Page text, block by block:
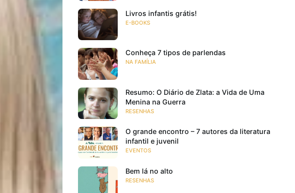
Livros infantis grátis!
E-BOOKS
Conheça 7 tipos de parlendas
NA FAMÍLIA
Resumo: O Diário de Zlata: a Vida de Uma
Menina na Guerra
RESENHAS
O grande encontro – 7 autores da literatura
infantil e juvenil
EVENTOS
Bem lá no alto
RESENHAS